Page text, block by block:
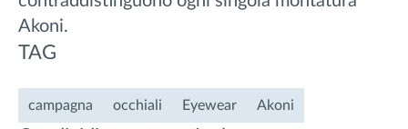
Akoni.
TAG
campagna occhiali Eyewear Akoni